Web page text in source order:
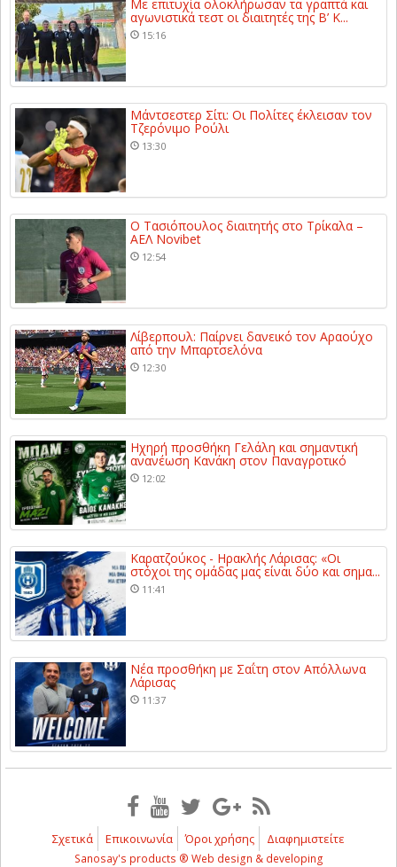
Με επιτυχία ολοκλήρωσαν τα γραπτά και
αγωνιστικά τεστ οι διαιτητές της Β’ Κ...
15:16
Μάντσεστερ Σίτι: Οι Πολίτες έκλεισαν τον
Τζερόνιμο Ρούλι
13:30
Ο Τασιόπουλος διαιτητής στο Τρίκαλα –
ΑΕΛ Novibet
12:54
Λίβερπουλ: Παίρνει δανεικό τον Αραούχο
από την Μπαρτσελόνα
12:30
Ηχηρή προσθήκη Γελάλη και σημαντική
ανανέωση Κανάκη στον Παναγροτικό
12:02
Καρατζούκος - Ηρακλής Λάρισας: «Οι
στόχοι της ομάδας μας είναι δύο και σημα...
11:41
Νέα προσθήκη με Σαΐτη στον Απόλλωνα
Λάρισας
11:37
Σχετικά Επικοινωνία Όροι χρήσης Διαφημιστείτε
Sanosay's products ® Web design & developing